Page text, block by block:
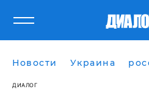
Новости Украина
ДИАЛОГ